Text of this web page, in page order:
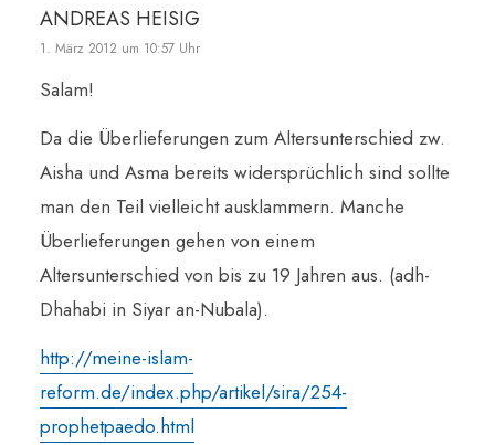
ANDREAS HEISIG
1. März 2012 um 10:57 Uhr
Salam!
Da die Überlieferungen zum Altersunterschied zw.
Aisha und Asma bereits widersprüchlich sind sollte
man den Teil vielleicht ausklammern. Manche
Überlieferungen gehen von einem
Altersunterschied von bis zu 19 Jahren aus. (adh-
Dhahabi in Siyar an-Nubala).
http://meine-islam-
reform.de/index.php/artikel/sira/254-
prophetpaedo.html